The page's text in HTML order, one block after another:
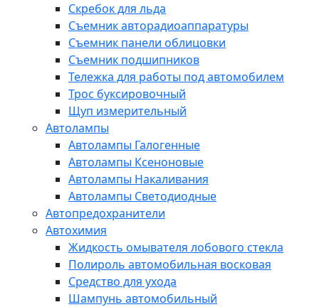
Скребок для льда
Съемник авторадиоаппаратуры
Съемник панели облицовки
Съемник подшипников
Тележка для работы под автомобилем
Трос буксировочный
Щуп измерительный
Автолампы
Автолампы Галогенные
Автолампы Ксеноновые
Автолампы Накаливания
Автолампы Светодиодные
Автопредохранители
Автохимия
Жидкость омывателя лобового стекла
Полироль автомобильная восковая
Средство для ухода
Шампунь автомобильный